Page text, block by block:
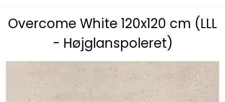
Overcome White 120x120 cm (LLL
- Højglanspoleret)